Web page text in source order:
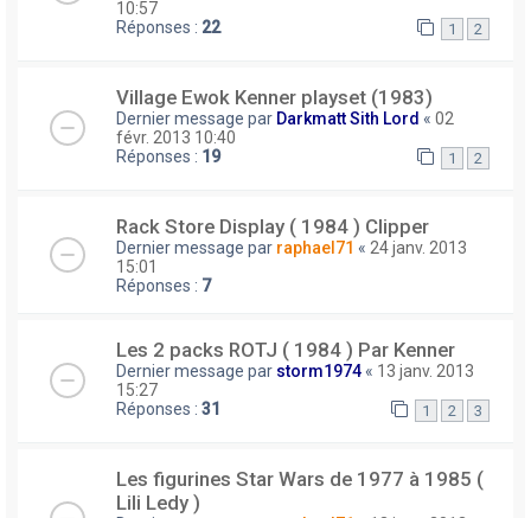
10:57
Réponses : 22 1 2
Village Ewok Kenner playset (1983)
Dernier message par Darkmatt Sith Lord « 02
févr. 2013 10:40
Réponses : 19 1 2
Rack Store Display ( 1984 ) Clipper
Dernier message par raphael71 « 24 janv. 2013
15:01
Réponses : 7
Les 2 packs ROTJ ( 1984 ) Par Kenner
Dernier message par storm1974 « 13 janv. 2013
15:27
Réponses : 31 1 2 3
Les figurines Star Wars de 1977 à 1985 (
Lili Ledy )